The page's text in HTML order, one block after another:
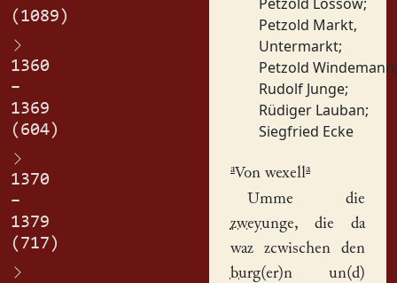
(1089)
1360
–
1369
(604)
1370
–
1379
(717)
Petzold Markt,
Untermarkt;
Petzold Windemann;
Rudolf Junge;
Rüdiger Lauban;
Siegfried Ecke
aVon wexella
Umme die
zweyunge, die da
waz zcwischen den
burg(er)nun(d)